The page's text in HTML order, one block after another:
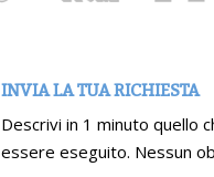
INVIA LA TUA RICHIESTA
Descrivi in 1 minuto quello
essere eseguito. Nessun